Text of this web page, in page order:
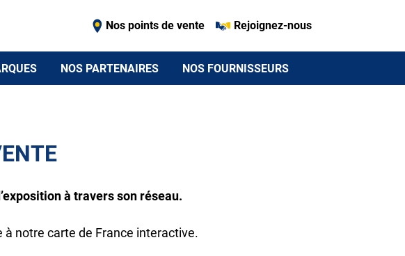
Nos points de vente Rejoignez-nous
NOS PARTENAIRES NOS FOURNISSEURS
à travers son réseau.
notre carte de France interactive.